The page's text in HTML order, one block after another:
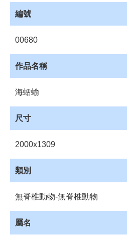
入
站
購
物
下
載
管
資
源
理
編號
00680
作品名稱
海蛞蝓
尺寸
2000x1309
類別
無脊椎動物-無脊椎動物
屬名